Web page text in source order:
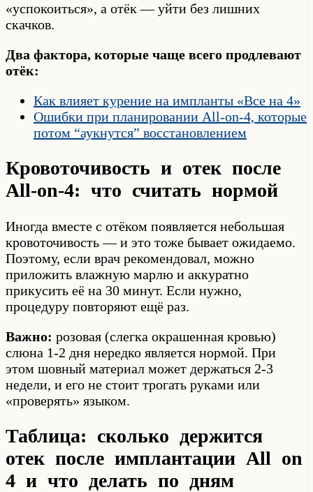
«успокоиться», а отёк — уйти без лишних
скачков.
Два фактора, которые чаще всего продлевают
отёк:
Как влияет курение на импланты «Все на 4»
Ошибки при планировании All-on-4, которые
потом “аукнутся” восстановлением
Кровоточивость и отек после
All-on-4: что считать нормой
Иногда вместе с отёком появляется небольшая
кровоточивость — и это тоже бывает ожидаемо.
Поэтому, если врач рекомендовал, можно
приложить влажную марлю и аккуратно
прикусить её на 30 минут. Если нужно,
процедуру повторяют ещё раз.
Важно: розовая (слегка окрашенная кровью)
слюна 1-2 дня нередко является нормой. При
этом шовный материал может держаться 2-3
недели, и его не стоит трогать руками или
«проверять» языком.
Таблица: сколько держится
отек после имплантации All on
4 и что делать по дням